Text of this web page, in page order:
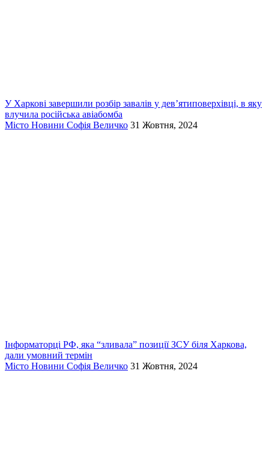
У Харкові завершили розбір завалів у дев’ятиповерхівці, в яку
влучила російська авіабомба
Місто Новини Софія Величко 31 Жовтня, 2024
Інформаторці РФ, яка “зливала” позиції ЗСУ біля Харкова,
дали умовний термін
Місто Новини Софія Величко 31 Жовтня, 2024